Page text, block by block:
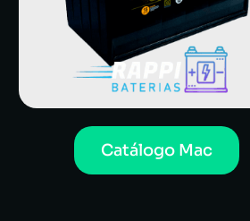
Catálogo Mac